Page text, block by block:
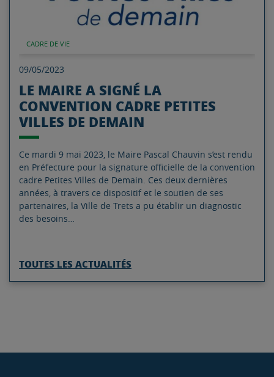
CADRE DE VIE
09/05/2023
LE MAIRE A SIGNÉ LA
CONVENTION CADRE PETITES
VILLES DE DEMAIN
Ce mardi 9 mai 2023, le Maire Pascal Chauvin s’est rendu
en Préfecture pour la signature officielle de la convention
cadre Petites Villes de Demain. Ces deux dernières
années, à travers ce dispositif et le soutien de ses
partenaires, la Ville de Trets a pu établir un diagnostic
des besoins…
TOUTES LES ACTUALITÉS